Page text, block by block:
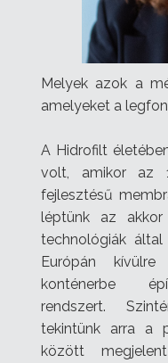
Melyek azok a
amelyeket a
A Hidrofilt
volt, amikor az
fejlesztésű
léptünk az
technológiák
Európán
konténerbe
rendszert.
tekintünk arra a
között